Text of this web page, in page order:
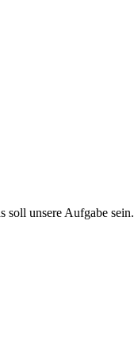
soll unsere Aufgabe sein.